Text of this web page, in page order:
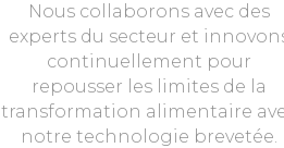
Nous collaborons avec des
experts du secteur et
continuellement pour
repousser les limites de la
transformation alimentaire
notre technologie brevetée.